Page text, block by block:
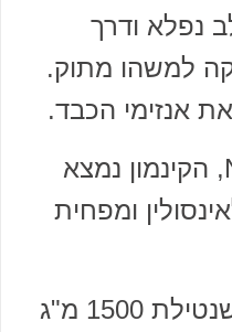
נפלא ודרך
למשהו מתוק.
אנזימי הכבד.
אצל אנשים עם NAFLD, הקינמון נמצא
ומפחית
לסיכום, המחקר מציע שנטילת 1500 מ"ג